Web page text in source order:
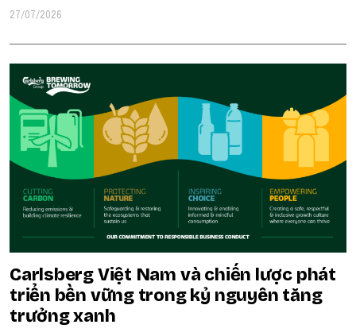
27/07/2026
Carlsberg Việt Nam và chiến lược phát
triển bền vững trong kỷ nguyên tăng
trưởng xanh